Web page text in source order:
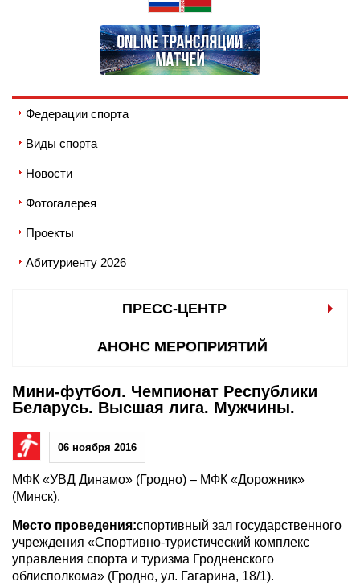
Федерации спорта
Виды спорта
Новости
Фотогалерея
Проекты
Абитуриенту 2026
ПРЕСС-ЦЕНТР
АНОНС МЕРОПРИЯТИЙ
Мини-футбол. Чемпионат Республики
Беларусь. Высшая лига. Мужчины.
06 ноября 2016
МФК «УВД Динамо» (Гродно) – МФК «Дорожник»
(Минск).
Место проведения:спортивный зал государственного
учреждения «Спортивно-туристический комплекс
управления спорта и туризма Гродненского
облисполкома» (Гродно, ул. Гагарина, 18/1).